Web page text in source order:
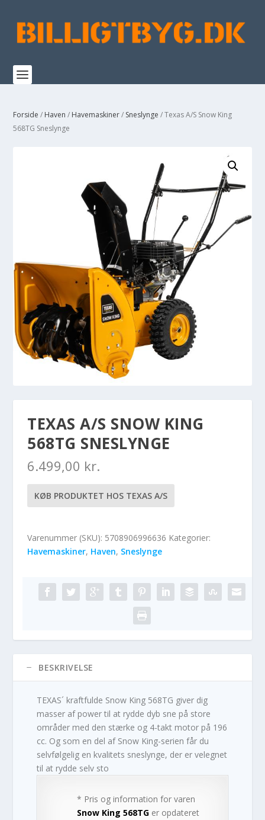
Forside / Haven / Havemaskiner/ Sneslynge / Texas A/S Snow King
568TG Sneslynge
TEXAS A/S SNOW KING
568TG SNESLYNGE
6.499,00 kr.
KØB PRODUKTET HOS TEXAS A/S
Varenummer (SKU): 5708906996636 Kategorier:
Havemaskiner, Haven, Sneslynge
BESKRIVELSE
TEXAS´ kraftfulde Snow King 568TG giver dig
masser af power til at rydde dyb sne på store
områder med den stærke og 4-takt motor på 196
cc. Og som en del af Snow King-serien får du
selvfølgelig en kvalitets sneslynge, der er velegnet
til at rydde selv sto
* Pris og information for varen
Snow King 568TG er opdateret